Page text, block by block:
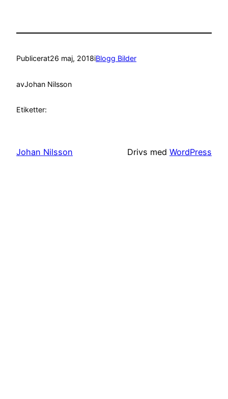
Publicerat26 maj, 2018iBlogg Bilder
avJohan Nilsson
Etiketter:
Johan Nilsson Drivs med WordPress